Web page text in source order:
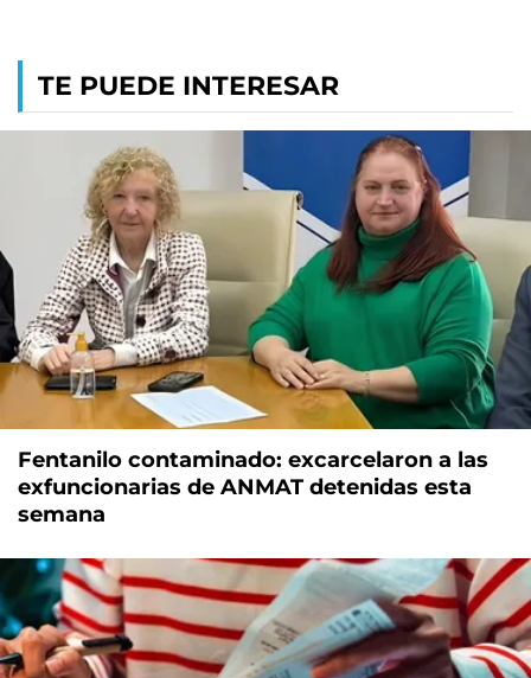
TE PUEDE INTERESAR
Fentanilo contaminado: excarcelaron a las
exfuncionarias de ANMAT detenidas esta
semana